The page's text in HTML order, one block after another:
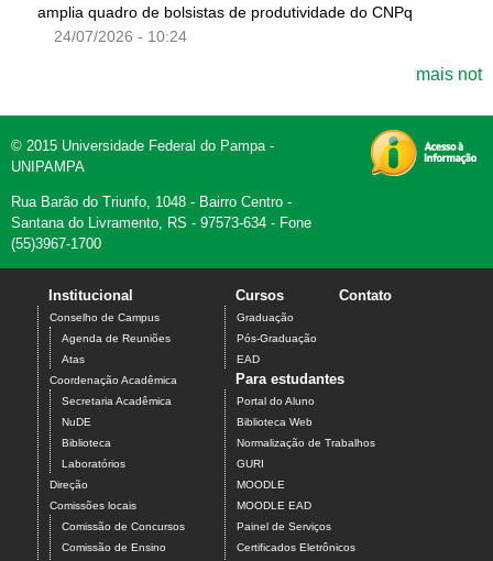
amplia quadro de bolsistas de produtividade do CNPq
24/07/2026 - 10:24
mais not
© 2015 Universidade Federal do Pampa -
UNIPAMPA
Rua Barão do Triunfo, 1048 - Bairro Centro -
Santana do Livramento, RS - 97573-634 - Fone
(55)3967-1700
Institucional
Conselho de Campus
Agenda de Reuniões
Atas
Coordenação Acadêmica
Secretaria Acadêmica
NuDE
Biblioteca
Laboratórios
Direção
Comissões locais
Comissão de Concursos
Comissão de Ensino
Cursos
Graduação
Pós-Graduação
EAD
Contato
Para estudantes
Portal do Aluno
Biblioteca Web
Normalização de Trabalhos
GURI
MOODLE
MOODLE EAD
Painel de Serviços
Certificados Eletrônicos